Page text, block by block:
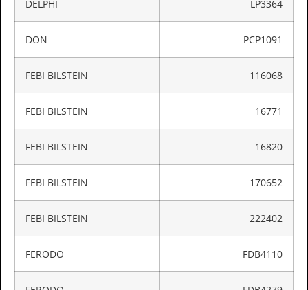
DELPHI LP3364
DON PCP1091
FEBI BILSTEIN 116068
FEBI BILSTEIN 16771
FEBI BILSTEIN 16820
FEBI BILSTEIN 170652
FEBI BILSTEIN 222402
FERODO FDB4110